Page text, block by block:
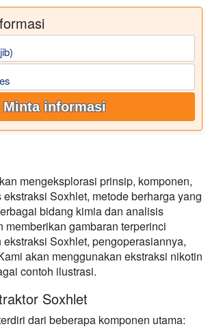
Minta informasi
mengeksplorasi prinsip, komponen,
Soxhlet, metode berharga yang
bidang kimia dan analisis
memberikan gambaran terperinci
Soxhlet, pengoperasiannya,
akan menggunakan ekstraksi nikotin
contoh ilustrasi.
Soxhlet
dari beberapa komponen utama: